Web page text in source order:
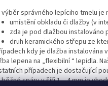
výběr správného lepíciho tmelu je
umístění obkladu či dlažby (v
zda je pod dlažbou instalováno
druh keramického střepu ze
kdy je dlažba
lepena na „flexibilní “ lepidla.
případech je dostačující
spáry v šíři 1 – 4 mm je